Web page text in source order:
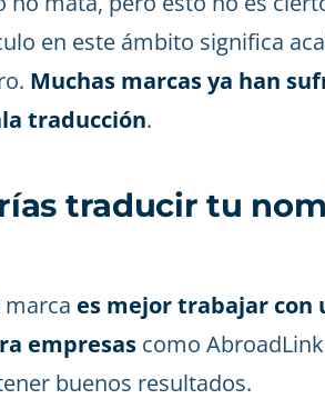
en este ámbito significa
Muchas marcas ya han
traducción.
traducir tu
es mejor trabajar con
empresas como
buenos resultados.